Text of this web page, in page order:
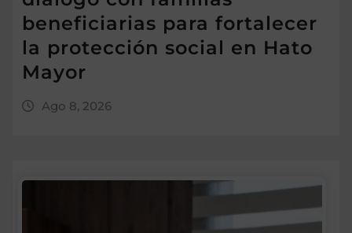
beneficiarias para fortalecer
la protección social en Hato
Mayor
Ago 8, 2026